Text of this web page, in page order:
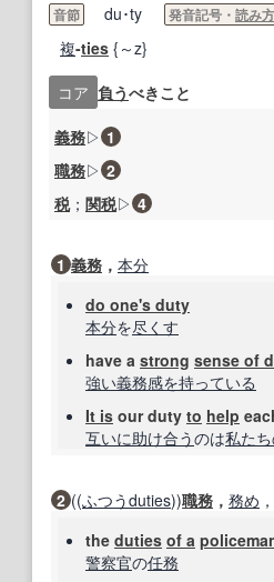
音節 du･ty 発音記号・ 読み方
複-ties {～z}
コア 負うべきこと
義務▷ 1
職務▷ 2
税； 関税▷ 4
1 義務 ， 本分
do one's duty
本分を尽くす
have a strong sense of
強い義務感を持っている
It is our duty to help
互いに助け合うのは私た
2 ((ふつうduties))職務 ， 務め ，
the duties of a
警察官の任務